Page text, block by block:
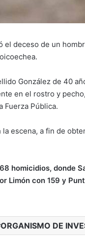
el deceso de un
González de 40
en el rostro y
Fuerza Pública.
escena, a fin de
homicidios, donde
Limón con 159 y
ORGANISMO DE